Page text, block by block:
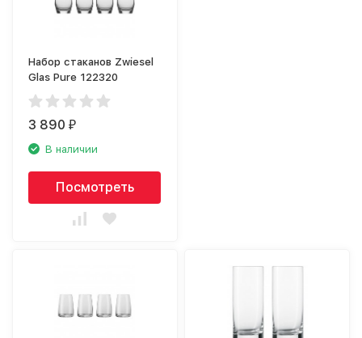
Набор стаканов Zwiesel
Glas Pure 122320
3 890₽
В наличии
Посмотреть